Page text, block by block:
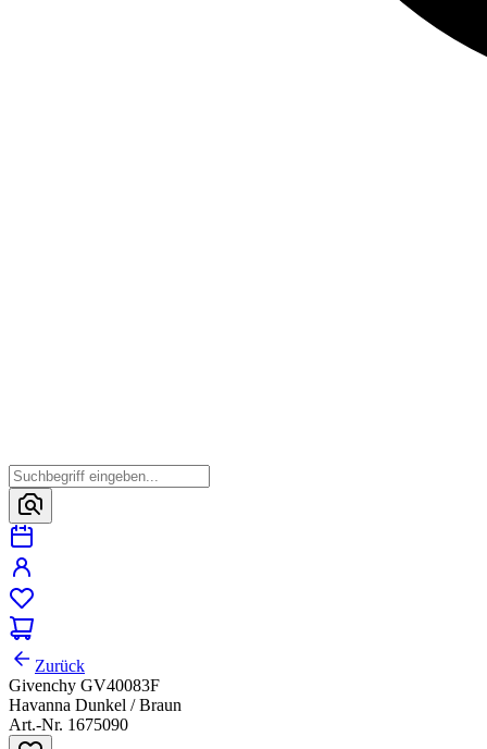
Zurück
Givenchy GV40083F
Havanna Dunkel / Braun
Art.-Nr. 1675090